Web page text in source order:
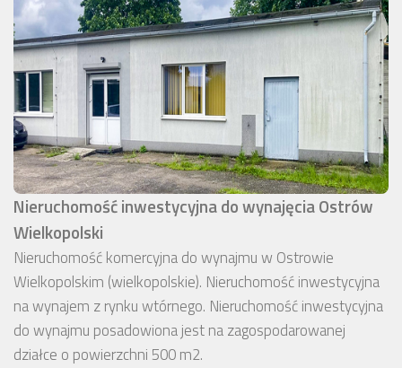
Nieruchomość inwestycyjna do wynajęcia Ostrów
Wielkopolski
Nieruchomość komercyjna do wynajmu w Ostrowie
Wielkopolskim (wielkopolskie). Nieruchomość inwestycyjna
na wynajem z rynku wtórnego. Nieruchomość inwestycyjna
do wynajmu posadowiona jest na zagospodarowanej
działce o powierzchni 500 m2.